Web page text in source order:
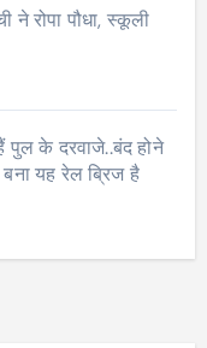
ने रोपा पौधा, स्कूली
के दरवाजे..बंद होने
यह रेल ब्रिज है